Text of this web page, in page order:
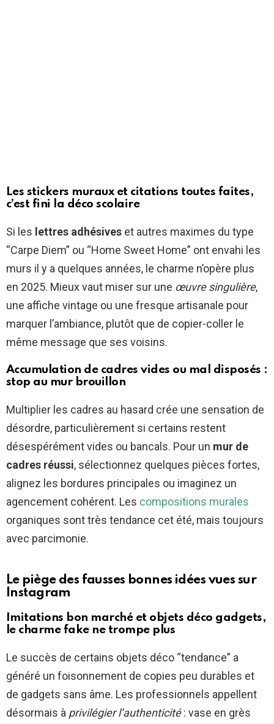
Les stickers muraux et citations toutes faites,
c’est fini la déco scolaire
Si les lettres adhésives et autres maximes du type
“Carpe Diem” ou “Home Sweet Home” ont envahi les
murs il y a quelques années, le charme n’opère plus
en 2025. Mieux vaut miser sur une œuvre singulière,
une affiche vintage ou une fresque artisanale pour
marquer l’ambiance, plutôt que de copier-coller le
même message que ses voisins.
Accumulation de cadres vides ou mal disposés :
stop au mur brouillon
Multiplier les cadres au hasard crée une sensation de
désordre, particulièrement si certains restent
désespérément vides ou bancals. Pour un mur de
cadres réussi, sélectionnez quelques pièces fortes,
alignez les bordures principales ou imaginez un
agencement cohérent. Les compositions murales
organiques sont très tendance cet été, mais toujours
avec parcimonie.
Le piège des fausses bonnes idées vues sur
Instagram
Imitations bon marché et objets déco gadgets,
le charme fake ne trompe plus
Le succès de certains objets déco “tendance” a
généré un foisonnement de copies peu durables et
de gadgets sans âme. Les professionnels appellent
désormais à privilégier l’authenticité: vase en grès